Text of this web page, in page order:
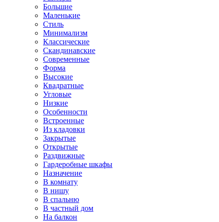
Большие
Маленькие
Стиль
Минимализм
Классические
Скандинавские
Современные
Форма
Высокие
Квадратные
Угловые
Низкие
Особенности
Встроенные
Из кладовки
Закрытые
Открытые
Раздвижные
Гардеробные шкафы
Назначение
В комнату
В нишу
В спальню
В частный дом
На балкон